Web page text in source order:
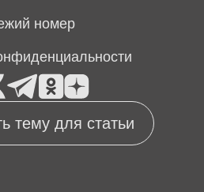
тему для статьи
номер